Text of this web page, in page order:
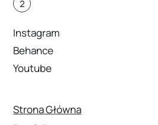
2
Instagram
Behance
Youtube
Strona Główna